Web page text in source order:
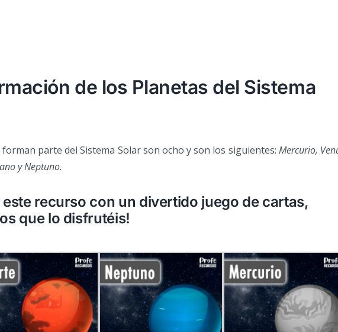
de los Planetas del Sistema
parte del Sistema Solar son ocho y son los siguientes: Mercurio,
y Neptuno.
recurso con un divertido juego de cartas,
que lo disfrutéis!